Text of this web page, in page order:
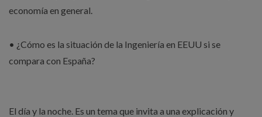
economía en general.
• ¿Cómo es la situación de la Ingeniería en EEUU si se
compara con España?
El día y la noche. Es un tema que invita a una explicación y